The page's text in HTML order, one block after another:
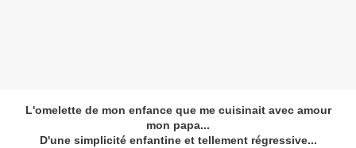
L'omelette de mon enfance que me cuisinait avec amour
mon papa...
D'une simplicité enfantine et tellement régressive...